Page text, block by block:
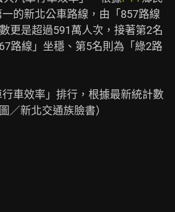
的新北公車路線，由「857路線
更是超過591萬人次，接著第2名
路線」坐穩、第5名則為「綠2路
車效率」排行，根據最新統計數
／新北交通族臉書）